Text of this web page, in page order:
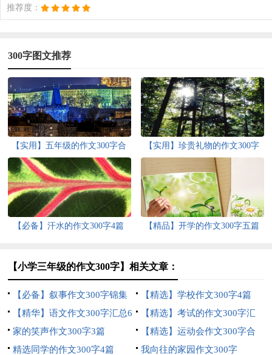
推荐度：
300字图文推荐
【实用】五年级的作文300字合
集8篇
【实用】珍贵礼物的作文300字
合集五篇
【必备】汗水的作文300字4篇 【精品】开学的作文300字五篇
【小学三年级的作文300字】相关文章：
【必备】叙事作文300字锦集
10篇
【精选】学校作文300字4篇
【精华】语文作文300字汇总6
篇
【精选】考试的作文300字汇
总十篇
家的笑声作文300字3篇
【精选】运动会作文300字合
集6篇
精选同学的作文300字4篇 我向往的家园作文300字